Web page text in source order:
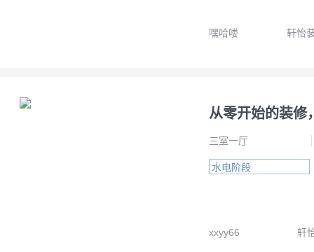
嘿哈喽 轩怡
从零开始的装修
三室一厅
水电阶段
xxyy66 轩